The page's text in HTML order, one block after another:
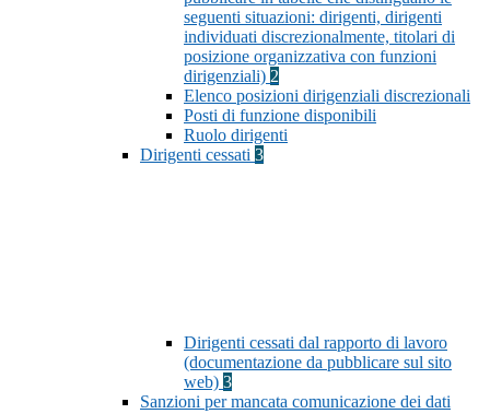
seguenti situazioni: dirigenti, dirigenti
individuati discrezionalmente, titolari di
posizione organizzativa con funzioni
dirigenziali) 2
Elenco posizioni dirigenziali discrezionali
Posti di funzione disponibili
Ruolo dirigenti
Dirigenti cessati 3
Dirigenti cessati dal rapporto di lavoro
(documentazione da pubblicare sul sito
web) 3
Sanzioni per mancata comunicazione dei dati